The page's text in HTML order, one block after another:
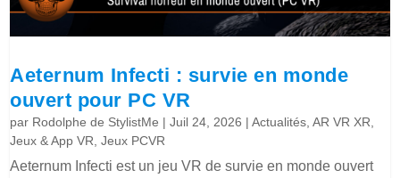
Aeternum Infecti : survie en monde
ouvert pour PC VR
par Rodolphe de StylistMe |Juil 24, 2026 |Actualités ,AR VR XR
Jeux & App VR ,Jeux PCVR
Aeternum Infecti est un jeu VR de survie en monde ouvert